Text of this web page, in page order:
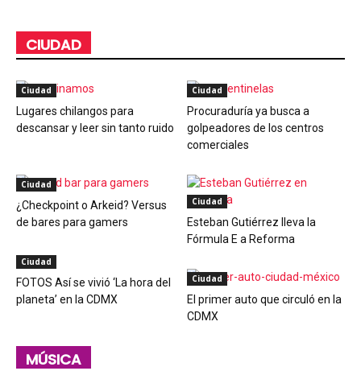
CIUDAD
Ciudad
Lugares chilangos para
descansar y leer sin tanto ruido
Ciudad
Procuraduría ya busca a
golpeadores de los centros
comerciales
Ciudad
¿Checkpoint o Arkeid? Versus
de bares para gamers
Ciudad
Esteban Gutiérrez lleva la
Fórmula E a Reforma
Ciudad
FOTOS Así se vivió ‘La hora del
planeta’ en la CDMX
Ciudad
El primer auto que circuló en la
CDMX
MÚSICA